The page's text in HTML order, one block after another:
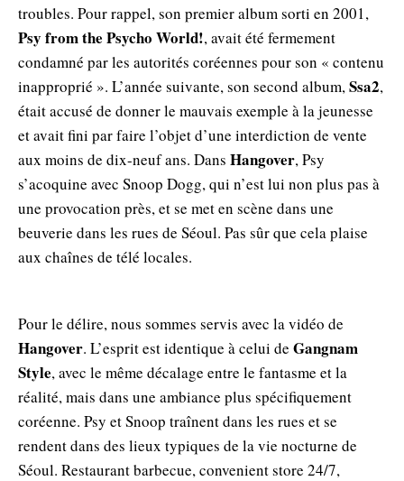
troubles. Pour rappel, son premier album sorti en 2001,
Psy from the Psycho World!, avait été fermement
condamné par les autorités coréennes pour son « contenu
inapproprié ». L’année suivante, son second album,Ssa2,
était accusé de donner le mauvais exemple à la jeunesse
et avait fini par faire l’objet d’une interdiction de vente
aux moins de dix-neuf ans. Dans Hangover, Psy
s’acoquine avec Snoop Dogg, qui n’est lui non plus pas à
une provocation près, et se met en scène dans une
beuverie dans les rues de Séoul. Pas sûr que cela plaise
aux chaînes de télé locales.
Pour le délire, nous sommes servis avec la vidéo de
Hangover. L’esprit est identique à celui de Gangnam
Style, avec le même décalage entre le fantasme et la
réalité, mais dans une ambiance plus spécifiquement
coréenne. Psy et Snoop traînent dans les rues et se
rendent dans des lieux typiques de la vie nocturne de
Séoul. Restaurant barbecue, convenient store 24/7,